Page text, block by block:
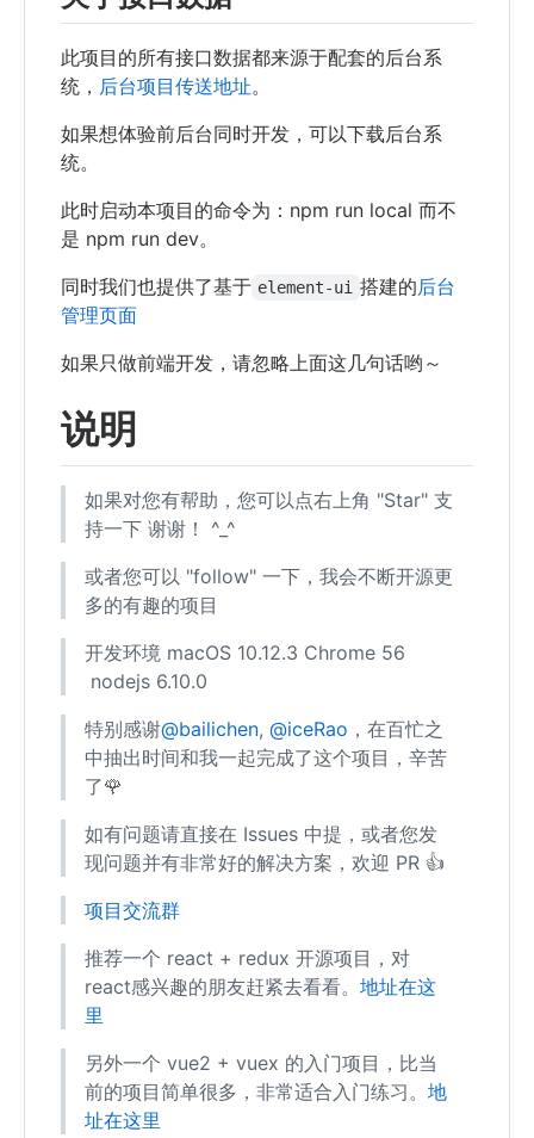
此项目的所有接口数据都来源于配套的后台系
统， 后台项目传送地址。
如果想体验前后台同时开发，可以下载后台系
统。
此时启动本项目的命令为：npm run local 而不
是 npm run dev。
同时我们也提供了基于 element-ui 搭建的后台
管理页面
如果只做前端开发，请忽略上面这几句话哟～
说明
如果对您有帮助，您可以点右上角 "Star" 支
持一下 谢谢！ ^_^
或者您可以 "follow" 一下，我会不断开源更
多的有趣的项目
开发环境 macOS 10.12.3 Chrome 56
nodejs 6.10.0
特别感谢@bailichen, @iceRao ，在百忙之
中抽出时间和我一起完成了这个项目，辛苦
了🌹
如有问题请直接在 Issues 中提，或者您发
现问题并有非常好的解决方案，欢迎 PR 👍
项目交流群
推荐一个 react + redux 开源项目，对
react感兴趣的朋友赶紧去看看。 地址在这
里
另外一个 vue2 + vuex 的入门项目，比当
前的项目简单很多，非常适合入门练习。 地
址在这里